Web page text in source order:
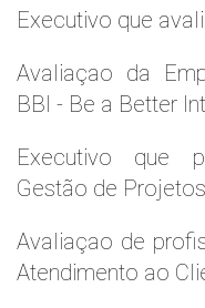
Executivo que
Avaliaçao da
BBI - Be a Better
Executivo que
Gestão de Projetos
Avaliaçao de
Atendimento ao